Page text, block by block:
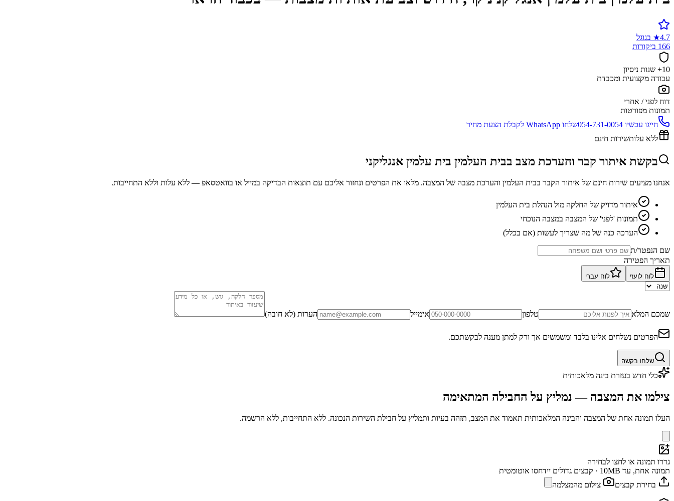
4.7
★ בגוגל
166 ביקורות
10+ שנות ניסיון
עבודה מקצועית ומכבדת
דוח לפני / אחרי
תמונות מפורטות
חייגו עכשיו 054-731-0054שלחו WhatsApp לקבלת הצעת מחיר
ללא עלותשירות חינם
בקשת איתור קבר והערכת מצב בבית העלמין בית עלמין אנגליקני
אנחנו מציעים שירות חינם של איתור הקבר בבית העלמין והערכת מצבה של המצבה. מלאו את הפרטים ונחזור אליכם עם תוצאות הבדיקה במייל או בוואטסאפ — ללא עלות וללא התחייבות.
איתור מדויק של החלקה מול הנהלת בית העלמין
תמונות 'לפני' של המצבה במצבה הנוכחי
הערכה כנה של מה שצריך לעשות (אם בכלל)
שם הנפטר/ת
תאריך הפטירה
לוח לועזי לוח עברי
שמכם המלא טלפון אימייל הערות (לא חובה)
הפרטים נשלחים אלינו בלבד ומשמשים אך ורק למתן מענה לבקשתכם.
שלחו בקשה
כלי חדש בעזרת בינה מלאכותית
צילמו את המצבה — נמליץ על החבילה המתאימה
העלו תמונה אחת של המצבה והבינה המלאכותית תאמוד את המצב, תזהה בעיות ותמליץ על חבילת השירות הנכונה. ללא התחייבות, ללא הרשמה.
גררו תמונה או לחצו לבחירה
תמונה אחת, עד 10MB · קבצים גדולים יידחסו אוטומטית
בחירת קבצים
צילום מהמצלמה